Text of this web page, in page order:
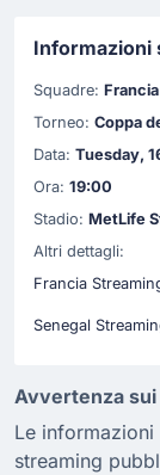
Informazioni
Squadre:
Torneo: Coppa
Data: Tuesday,
Ora: 19:00
Stadio: MetLife
Altri dettagli:
Francia
Senegal
Avvertenza
Le
streaming